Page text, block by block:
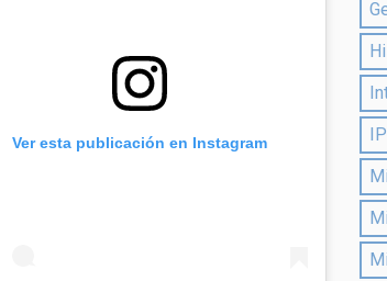
Ver esta publicación en Instagram